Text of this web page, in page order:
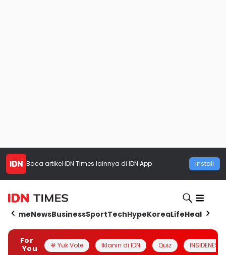
Baca artikel IDN Times lainnya di IDN App Install
HomeNewsBusinessSportTechHypeKoreaLifeHealth
For
You
# Yuk Vote Iklanin di IDN Quiz INSIDENESIA